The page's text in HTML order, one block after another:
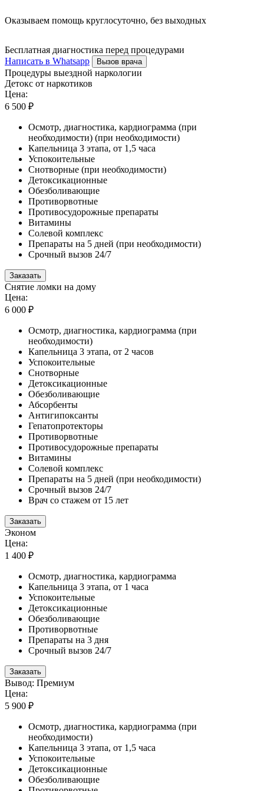
Оказываем помощь круглосуточно, без выходных
Бесплатная диагностика перед процедурами
Написать в Whatsapp
Вызов врача
Процедуры выездной наркологии
Детокс от наркотиков
Цена:
6 500 ₽
Осмотр, диагностика, кардиограмма (при
необходимости) (при необходимости)
Капельница 3 этапа, от 1,5 часа
Успокоительные
Снотворные (при необходимости)
Детоксикационные
Обезболивающие
Противорвотные
Противосудорожные препараты
Витамины
Солевой комплекс
Препараты на 5 дней (при необходимости)
Срочный вызов 24/7
Заказать
Снятие ломки на дому
Цена:
6 000 ₽
Осмотр, диагностика, кардиограмма (при
необходимости)
Капельница 3 этапа, от 2 часов
Успокоительные
Снотворные
Детоксикационные
Обезболивающие
Абсорбенты
Антигипоксанты
Гепатопротекторы
Противорвотные
Противосудорожные препараты
Витамины
Солевой комплекс
Препараты на 5 дней (при необходимости)
Срочный вызов 24/7
Врач со стажем от 15 лет
Заказать
Эконом
Цена:
1 400 ₽
Осмотр, диагностика, кардиограмма
Капельница 3 этапа, от 1 часа
Успокоительные
Детоксикационные
Обезболивающие
Противорвотные
Препараты на 3 дня
Срочный вызов 24/7
Заказать
Вывод: Премиум
Цена:
5 900 ₽
Осмотр, диагностика, кардиограмма (при
необходимости)
Капельница 3 этапа, от 1,5 часа
Успокоительные
Детоксикационные
Обезболивающие